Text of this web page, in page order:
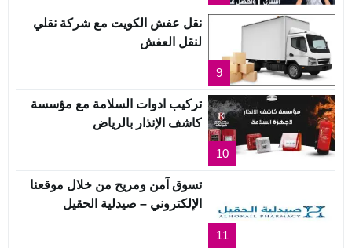
9
نقل عفش الكويت مع شركة نقلي
لنقل العفش
10
تركيب ادوات السلامة مع مؤسسة
كاشف الإنذار بالرياض
11
تسوق آمن ومريح من خلال موقعنا
الإلكتروني – صيدلية الحقيل